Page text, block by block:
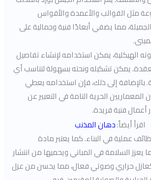
مثل القوالب والأعمدة والأقواس
مما يضفي أبعادًا فنية وجمالية على
الهيكلية، يمكن استخدامه لإنشاء تفاصيل
يمكن تشكيله ونحته بسهولة لتناسب أي
بالإضافة إلى ذلك، فإن استخدامه يعطي
المعماريين الحرية التامة في التعبير عن
أعمال فنية فريدة.
اقرأ أيضاً:دهان المذنب
عملية في البناء. كما يعتبر مادة
يعزز السلامة في المباني ويحميها من انتشار
كعازل حراري وصوتي فعال، مما يحسن من عزل